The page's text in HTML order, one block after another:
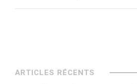
ARTICLES RÉCENTS